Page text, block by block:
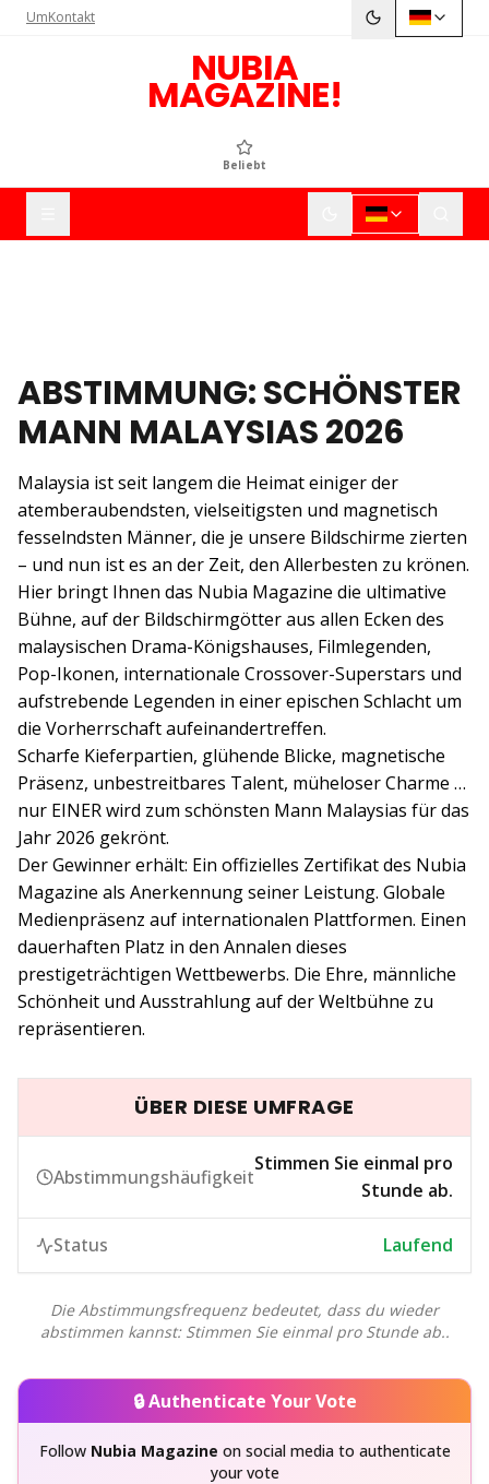
UmKontakt
NUBIA
MAGAZINE!
Beliebt
ABSTIMMUNG: SCHÖNSTER
MANN MALAYSIAS 2026
Malaysia ist seit langem die Heimat einiger der
atemberaubendsten, vielseitigsten und magnetisch
fesselndsten Männer, die je unsere Bildschirme zierten
– und nun ist es an der Zeit, den Allerbesten zu krönen.
Hier bringt Ihnen das Nubia Magazine die ultimative
Bühne, auf der Bildschirmgötter aus allen Ecken des
malaysischen Drama-Königshauses, Filmlegenden,
Pop-Ikonen, internationale Crossover-Superstars und
aufstrebende Legenden in einer epischen Schlacht um
die Vorherrschaft aufeinandertreffen.
Scharfe Kieferpartien, glühende Blicke, magnetische
Präsenz, unbestreitbares Talent, müheloser Charme …
nur EINER wird zum schönsten Mann Malaysias für das
Jahr 2026 gekrönt.
Der Gewinner erhält: Ein offizielles Zertifikat des Nubia
Magazine als Anerkennung seiner Leistung. Globale
Medienpräsenz auf internationalen Plattformen. Einen
dauerhaften Platz in den Annalen dieses
prestigeträchtigen Wettbewerbs. Die Ehre, männliche
Schönheit und Ausstrahlung auf der Weltbühne zu
repräsentieren.
ÜBER DIESE UMFRAGE
Abstimmungshäufigkeit
Stimmen Sie einmal pro
Stunde ab.
Status Laufend
Die Abstimmungsfrequenz bedeutet, dass du wieder
abstimmen kannst: Stimmen Sie einmal pro Stunde ab..
🔒 Authenticate Your Vote
Follow Nubia Magazine on social media to authenticate
your vote